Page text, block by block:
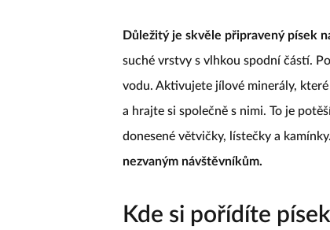
Důležitý je skvěle připravený písek
suché vrstvy s vlhkou spodní částí.
vodu. Aktivujete jílové minerály,
a hrajte si společně s nimi. To je
donesené větvičky, lístečky a kamínky.
nezvaným návštěvníkům.
Kde si pořídíte